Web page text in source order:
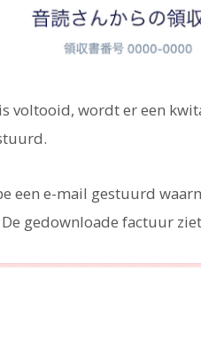
voltooid, wordt er een
een e-mail gestuurd
De gedownloade factuur